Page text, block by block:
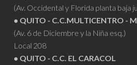
(Av. Occidental y Florida planta baja
• QUITO - C.C.MULTICENTRO -
(Av. 6 de Diciembre y la Niña esq.)
Local 208
• QUITO - C.C. EL CARACOL